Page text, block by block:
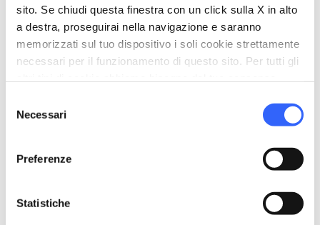
sito. Se chiudi questa finestra con un click sulla X in alto
a destra, proseguirai nella navigazione e saranno
memorizzati sul tuo dispositivo i soli cookie strettamente
necessari per il funzionamento di questo sito. Per tutti gli
delNecessari
Preferenze
Statistiche
Ogni anno a metà di agosto il
, si riaccende con una